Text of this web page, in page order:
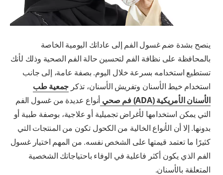
ينصح بشدة ضم غسول الفم إلى عاداتك اليومية الخاصة
بالمحافظة على نظافة الفم لتحسين حالة الفم الصحية وذلك لأنك
تستطيع استخدامه بسرعة خلال اليوم. بصفة عامة، إلى جانب
استخدام خيط الأسنان وتفريش الأسنان، تذكر جمعية طب
الأسنان الأمريكية (ADA) فم صحي
أنواع عديدة من غسول الفم
التي يمكن استخدامها لأغراض تجميلية أو علاجية، بوصفة طبية أو
بدونها. إلا أن الأنواع الخالية من الكحول تكون من المنتجات التي
كثيرًا ما تعتمد قيمتها على الشخص نفسه. من المهم اختيار غسول
الفم الذي يكون أكثر فاعلية في الوفاء باحتياجاتك الشخصية
المتعلقة بالأسنان.